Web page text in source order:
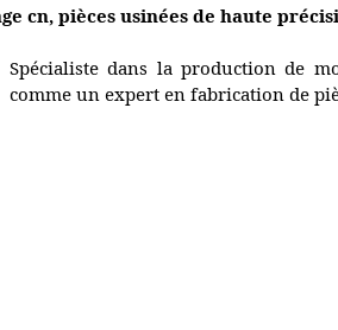
cn, pièces usinées de haute
Spécialiste dans la production de
comme un expert en fabrication de